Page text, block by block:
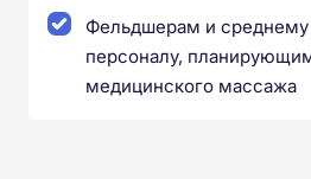
Фельдшерам и
персоналу,
медицинского массажа